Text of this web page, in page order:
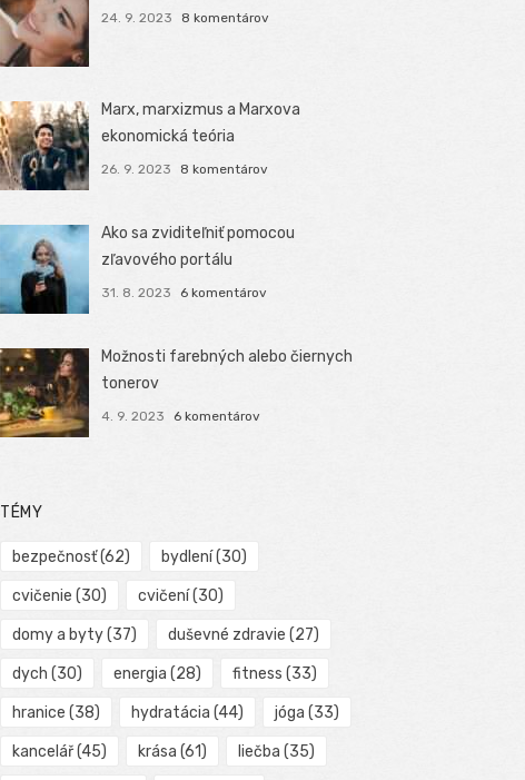
24. 9. 2023 8 komentárov
Marx, marxizmus a Marxova
ekonomická teória
26. 9. 2023 8 komentárov
Ako sa zviditeľniť pomocou
zľavového portálu
31. 8. 2023 6 komentárov
Možnosti farebných alebo čiernych
tonerov
4. 9. 2023 6 komentárov
TÉMY
bezpečnosť(62) bydlení(30)
cvičenie (30) cvičení(30)
domy a byty(37) duševné zdravie (27)
dych (30) energia (28) fitness (33)
hranice (38) hydratácia (44) jóga (33)
kancelář(45) krása (61) liečba (35)